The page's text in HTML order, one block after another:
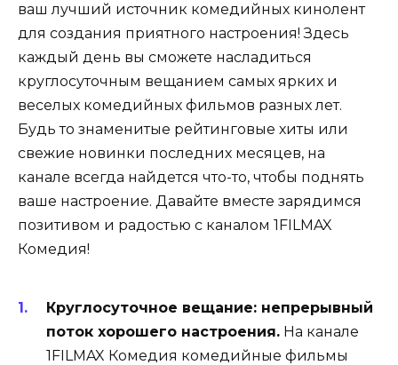
ваш лучший источник комедийных кинолент
для создания приятного настроения! Здесь
каждый день вы сможете насладиться
круглосуточным вещанием самых ярких и
веселых комедийных фильмов разных лет.
Будь то знаменитые рейтинговые хиты или
свежие новинки последних месяцев, на
канале всегда найдется что-то, чтобы поднять
ваше настроение. Давайте вместе зарядимся
позитивом и радостью с каналом 1FILMAX
Комедия!
Круглосуточное вещание: непрерывный
поток хорошего настроения. На канале
1FILMAX Комедия комедийные фильмы